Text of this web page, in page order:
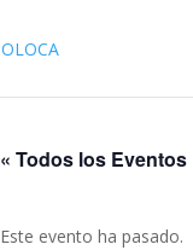
« Todos los Eventos
Este evento ha pasado.